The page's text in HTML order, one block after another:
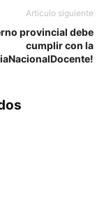
Artículo siguiente
provincial debe
cumplir con la